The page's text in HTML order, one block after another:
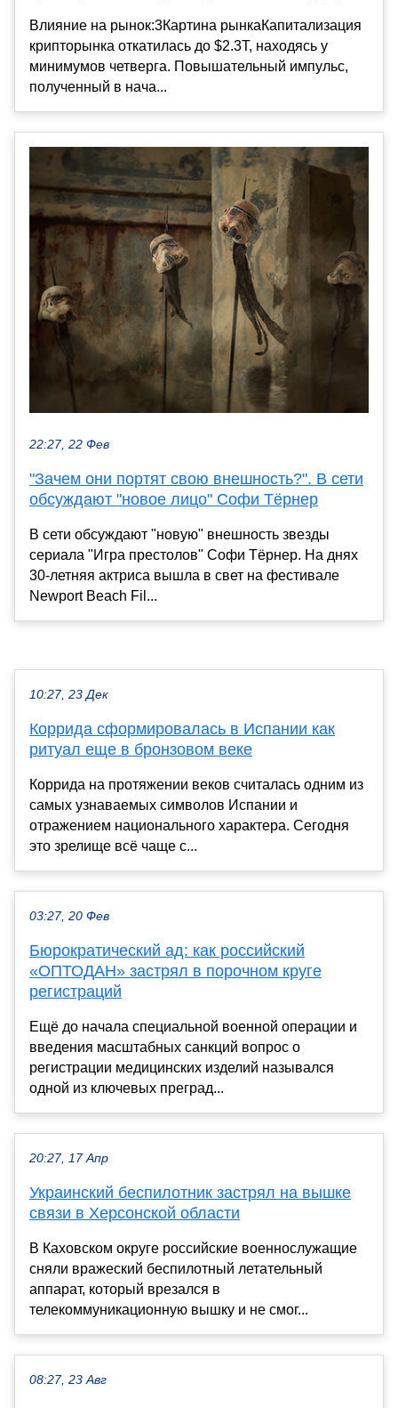
Влияние на рынок:3Картина рынкаКапитализация
крипторынка откатилась до $2.3T, находясь у
минимумов четверга. Повышательный импульс,
полученный в нача...
22:27, 22 Фев
"Зачем они портят свою внешность?". В сети
обсуждают "новое лицо" Софи Тёрнер
В сети обсуждают "новую" внешность звезды
сериала "Игра престолов" Софи Тёрнер. На днях
30-летняя актриса вышла в свет на фестивале
Newport Beach Fil...
10:27, 23 Дек
Коррида сформировалась в Испании как
ритуал еще в бронзовом веке
Коррида на протяжении веков считалась одним из
самых узнаваемых символов Испании и
отражением национального характера. Сегодня
это зрелище всё чаще с...
03:27, 20 Фев
Бюрократический ад: как российский
«ОПТОДАН» застрял в порочном круге
регистраций
Ещё до начала специальной военной операции и
введения масштабных санкций вопрос о
регистрации медицинских изделий назывался
одной из ключевых преград...
20:27, 17 Апр
Украинский беспилотник застрял на вышке
связи в Херсонской области
В Каховском округе российские военнослужащие
сняли вражеский беспилотный летательный
аппарат, который врезался в
телекоммуникационную вышку и не смог...
08:27, 23 Авг